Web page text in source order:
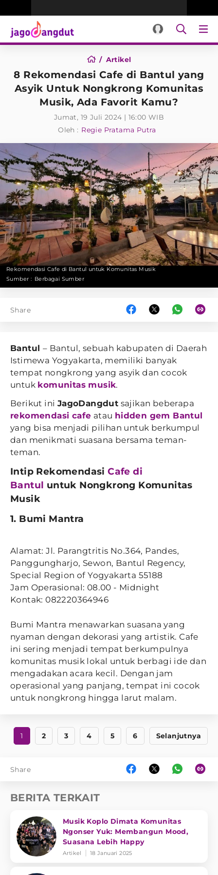
Artikel
8 Rekomendasi Cafe di Bantul yang
Asyik Untuk Nongkrong Komunitas
Musik, Ada Favorit Kamu?
Jumat, 19 Juli 2024 | 16:00 WIB
Oleh : Regie Pratama Putra
Rekomendasi Cafe di Bantul untuk Komunitas Musik
Sumber : Berbagai Sumber
Share
Bantul – Bantul, sebuah kabupaten di Daerah
Istimewa Yogyakarta, memiliki banyak
tempat nongkrong yang asyik dan cocok
untuk komunitas musik.
Berikut ini JagoDangdut sajikan beberapa
rekomendasi cafe atau hidden gem Bantul
yang bisa menjadi pilihan untuk berkumpul
dan menikmati suasana bersama teman-
teman.
Intip RekomendasiCafe di
Bantul untuk Nongkrong Komunitas
Musik
1. Bumi Mantra
Alamat: Jl. Parangtritis No.364, Pandes,
Panggungharjo, Sewon, Bantul Regency,
Special Region of Yogyakarta 55188
Jam Operasional: 08.00 - Midnight
Kontak: 082220364946
Bumi Mantra menawarkan suasana yang
nyaman dengan dekorasi yang artistik. Cafe
ini sering menjadi tempat berkumpulnya
komunitas musik lokal untuk berbagi ide dan
mengadakan acara kecil. Dengan jam
operasional yang panjang, tempat ini cocok
untuk nongkrong hingga larut malam.
1 2 3 4 5 6 Selanjutnya
Share
BERITA TERKAIT
Musik Koplo Dimata Komunitas
Ngonser Yuk: Membangun Mood,
Suasana Lebih Happy
Artikel 18 Januari 2025